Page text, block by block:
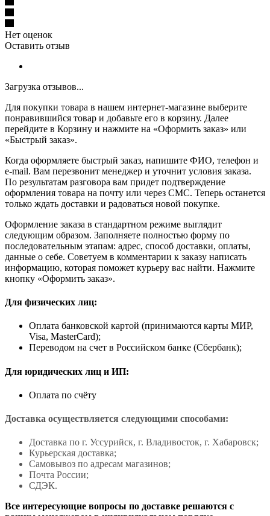
Нет оценок
Оставить отзыв
Загрузка отзывов...
Для покупки товара в нашем интернет-магазине выберите
понравившийся товар и добавьте его в корзину. Далее
перейдите в Корзину и нажмите на «Оформить заказ» или
«Быстрый заказ».
Когда оформляете быстрый заказ, напишите ФИО, телефон и
e-mail. Вам перезвонит менеджер и уточнит условия заказа.
По результатам разговора вам придет подтверждение
оформления товара на почту или через СМС. Теперь останется
только ждать доставки и радоваться новой покупке.
Оформление заказа в стандартном режиме выглядит
следующим образом. Заполняете полностью форму по
последовательным этапам: адрес, способ доставки, оплаты,
данные о себе. Советуем в комментарии к заказу написать
информацию, которая поможет курьеру вас найти. Нажмите
кнопку «Оформить заказ».
Для физических лиц:
Оплата банковской картой (принимаются карты МИР,
Visa, MasterCard);
Переводом на счет в Российском банке (Сбербанк);
Для юридических лиц и ИП:
Оплата по счёту
Доставка осуществляется следующими способами:
Доставка по г. Уссурийск, г. Владивосток, г. Хабаровск;
Курьерская доставка;
Самовывоз по адресам магазинов;
Почта России;
СДЭК.
Все интересующие вопросы по доставке решаются с